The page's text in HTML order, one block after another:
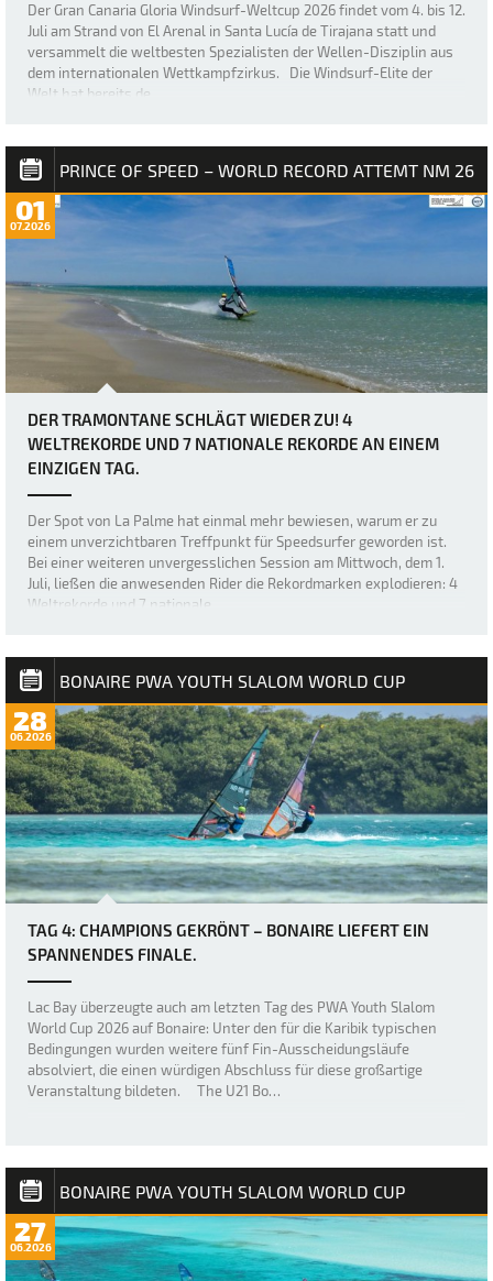
Der Gran Canaria Gloria Windsurf-Weltcup 2026 findet vom 4. bis 12.
Juli am Strand von El Arenal in Santa Lucía de Tirajana statt und
versammelt die weltbesten Spezialisten der Wellen-Disziplin aus
dem internationalen Wettkampfzirkus. Die Windsurf-Elite der
Welt hat bereits de…
PRINCE OF SPEED – WORLD RECORD ATTEMT NM 26
01
07.2026
DER TRAMONTANE SCHLÄGT WIEDER ZU! 4
WELTREKORDE UND 7 NATIONALE REKORDE AN EINEM
EINZIGEN TAG.
Der Spot von La Palme hat einmal mehr bewiesen, warum er zu
einem unverzichtbaren Treffpunkt für Speedsurfer geworden ist.
Bei einer weiteren unvergesslichen Session am Mittwoch, dem 1.
Juli, ließen die anwesenden Rider die Rekordmarken explodieren: 4
Weltrekorde und 7 nationale…
BONAIRE PWA YOUTH SLALOM WORLD CUP
28
06.2026
TAG 4: CHAMPIONS GEKRÖNT – BONAIRE LIEFERT EIN
SPANNENDES FINALE.
Lac Bay überzeugte auch am letzten Tag des PWA Youth Slalom
World Cup 2026 auf Bonaire: Unter den für die Karibik typischen
Bedingungen wurden weitere fünf Fin-Ausscheidungsläufe
absolviert, die einen würdigen Abschluss für diese großartige
Veranstaltung bildeten. The U21 Bo…
BONAIRE PWA YOUTH SLALOM WORLD CUP
27
06.2026